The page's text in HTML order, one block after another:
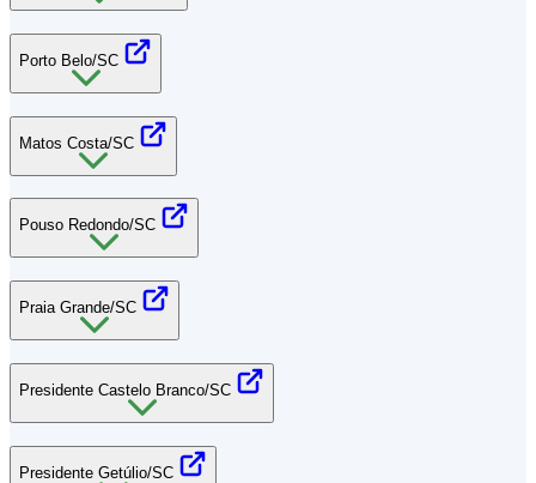
Porto Belo/SC
Matos Costa/SC
Pouso Redondo/SC
Praia Grande/SC
Presidente Castelo Branco/SC
Presidente Getúlio/SC